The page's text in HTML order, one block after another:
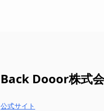
Back Dooor株式
公式サイト